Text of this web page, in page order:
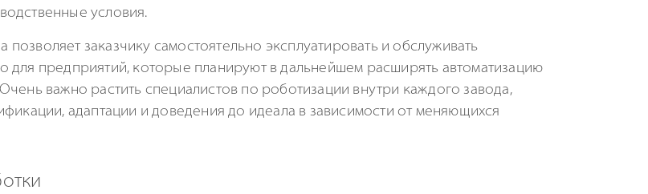
условия.
заказчику самостоятельно эксплуатировать и обслуживать
предприятий, которые планируют в дальнейшем расширять автоматизацию
важно растить специалистов по роботизации внутри каждого завода,
адаптации и доведения до идеала в зависимости от меняющихся